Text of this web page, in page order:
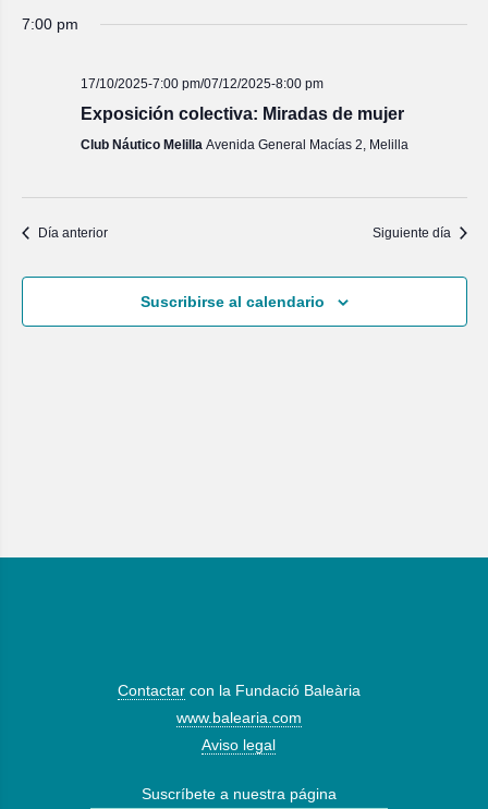
7:00 pm
17/10/2025-7:00 pm/07/12/2025-8:00 pm
Exposición colectiva: Miradas de mujer
Club Náutico Melilla Avenida General Macías 2, Melilla
Día anterior Siguiente día
Suscribirse al calendario
Contactarcon la Fundació Baleària
www.balearia.com
Aviso legal
Suscríbete a nuestra página